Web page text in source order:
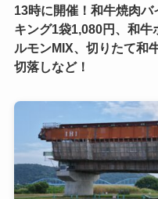
13時に開催！和牛焼肉バ
キング1袋1,080円、和牛
ルモンMIX、切りたて和
切落しなど！